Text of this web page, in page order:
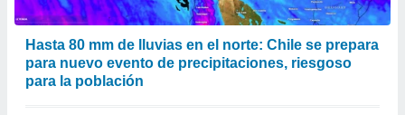
Hasta 80 mm de lluvias en el norte: Chile se prepara
para nuevo evento de precipitaciones, riesgoso
para la población